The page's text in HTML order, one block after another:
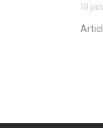
10